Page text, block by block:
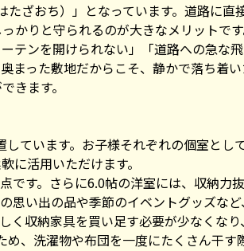
ざおち）」となっています。道路に直
かりと守られるのが大きなメリットです
テンを開けられない」「道路への急な
まった敷地だからこそ、静かで落ち着
きます。
ています。お子様それぞれの個室とし
に活用いただけます。
です。さらに6.0帖の洋室には、収納力
思い出の品や季節のイベントグッズな
く収納家具を買い足す必要が少なくな
、洗濯物や布団を一度にたくさん干す